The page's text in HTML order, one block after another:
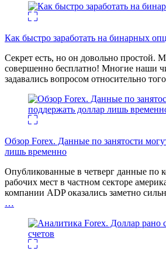
Как быстро заработать на бинарных
Секрет есть, но он довольно простой.
совершенно бесплатно! Многие наши
задавались вопросом относительно
Обзор Forex. Данные по занятости
лишь временно
Опубликованные в четверг данные по
рабочих мест в частном секторе
компании ADP оказались заметно
…